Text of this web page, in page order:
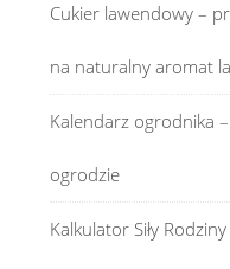
Cukier lawendowy –
na naturalny aromat
Kalendarz ogrodnika
ogrodzie
Kalkulator Siły